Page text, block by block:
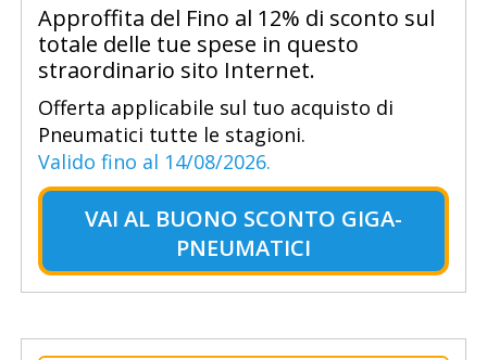
Approffita del Fino al 12% di sconto sul
totale delle tue spese in questo
straordinario sito Internet.
Offerta applicabile sul tuo acquisto di
Pneumatici tutte le stagioni.
Valido fino al 14/08/2026.
VAI AL BUONO SCONTO GIGA-
PNEUMATICI